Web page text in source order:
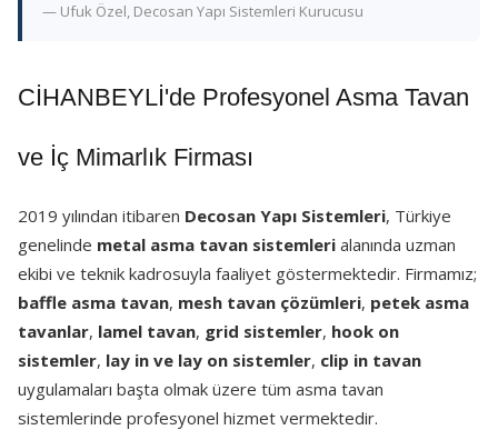
— Ufuk Özel, Decosan Yapı Sistemleri Kurucusu
CİHANBEYLİ'de Profesyonel Asma Tavan
ve İç Mimarlık Firması
2019 yılından itibaren Decosan Yapı Sistemleri, Türkiye
genelinde metal asma tavan sistemleri alanında uzman
ekibi ve teknik kadrosuyla faaliyet göstermektedir. Firmamız;
baffle asma tavan, mesh tavan çözümleri, petek asma
tavanlar, lamel tavan, grid sistemler, hook on
sistemler, lay in ve lay on sistemler, clip in tavan
uygulamaları başta olmak üzere tüm asma tavan
sistemlerinde profesyonel hizmet vermektedir.